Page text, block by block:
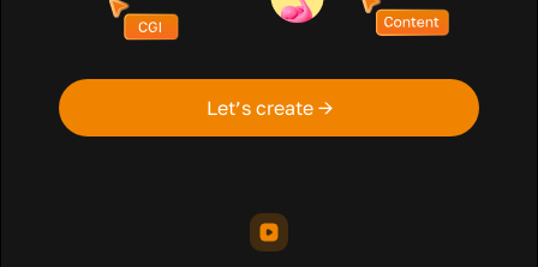
Let’s create →